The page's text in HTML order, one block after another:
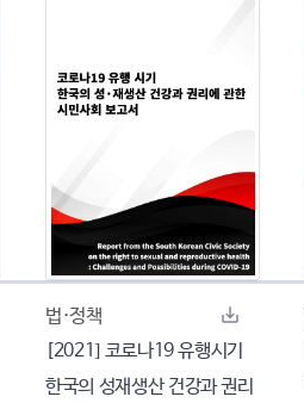
법·정책
[2021] 코로나19 유행시기
한국의 성재생산 건강과 권리